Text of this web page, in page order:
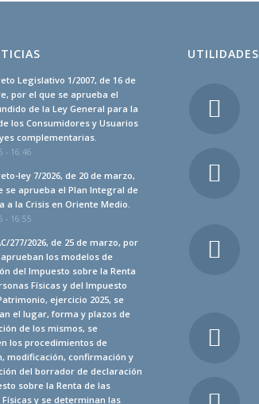
Legislativo 1/2007, de 16 de
por el que se aprueba el
de la Ley General para la
los Consumidores y Usuarios
complementarias.
- 16:46
ley 7/2026, de 20 de marzo,
se aprueba el Plan Integral de
a la Crisis en Oriente Medio.
- 16:55
277/2026, de 25 de marzo, por
los modelos de
del Impuesto sobre la Renta
Físicas y del Impuesto
ejercicio 2025, se
el lugar, forma y plazos de
de los mismos, se
los procedimientos de
modificación, confirmación y
del borrador de declaración
sobre la Renta de las
Físicas y se determinan las
UTILIDADES